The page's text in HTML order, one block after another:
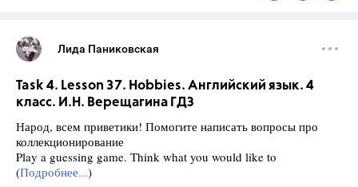
Лида Паниковская
Task 4. Lesson 37. Hobbies. Английский язык. 4
класс. И.Н. Верещагина ГДЗ
Народ, всем приветики! Помогите написать вопросы про
коллекционирование
Play a guessing game. Think what you would like to
(Подробнее...)